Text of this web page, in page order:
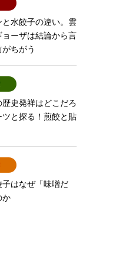
と水餃子の違い。雲
ーザは結論から言
ちがう
史発祥はどこだろ
ツと探る！煎餃と貼
はなぜ「味噌だ
か